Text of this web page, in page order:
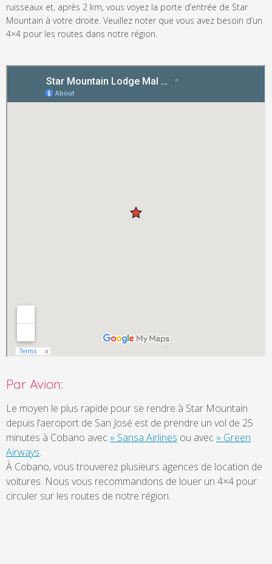
ruisseaux et, après 2 km, vous voyez la porte d’entrée de Star
Mountain à votre droite. Veuillez noter que vous avez besoin d’un
4×4 pour les routes dans notre région.
Par Avion:
Le moyen le plus rapide pour se rendre à Star Mountain
depuis l’aeroport de San José est de prendre un vol de 25
minutes à Cobano avec » Sansa Airlines ou avec » Green
Airways.
À Cobano, vous trouverez plusieurs agences de location de
voitures. Nous vous recommandons de louer un 4×4 pour
circuler sur les routes de notre région.